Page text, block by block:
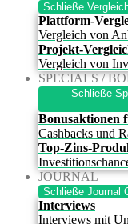
Schließe
Plattform-
Vergleich von
Projekt-
Vergleich von
SPECIALS /
Schließe
Bonusaktionen
Cashbacks und
Top-Zins-
JOURNAL
Schließe Journal
Interviews
Interviews mit